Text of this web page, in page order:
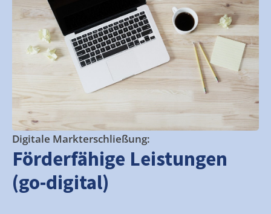
Digitale Markterschließung:
Förderfähige Leistungen
(go-digital)